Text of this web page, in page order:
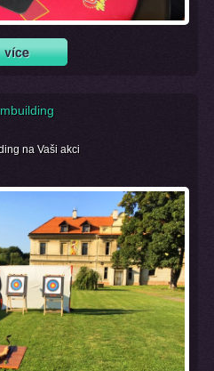
na Vaši akci